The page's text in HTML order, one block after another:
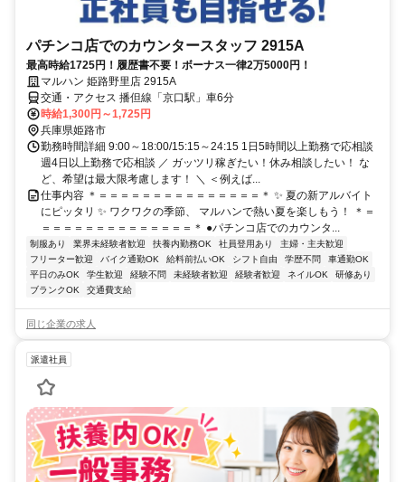
パチンコ店でのカウンタースタッフ 2915A
最高時給1725円！履歴書不要！ボーナス一律2万5000円！
マルハン 姫路野里店 2915A
交通・アクセス 播但線「京口駅」車6分
時給1,300円～1,725円
兵庫県姫路市
勤務時間詳細 9:00～18:00/15:15～24:15 1日5時間以上勤務で応相談
週4日以上勤務で応相談 ／ ガッツリ稼ぎたい！休み相談したい！ な
ど、希望は最大限考慮します！ ＼ ＜例えば...
仕事内容 ＊＝＝＝＝＝＝＝＝＝＝＝＝＝＝＝＊ ✨ 夏の新アルバイト
にピッタリ ✨ ワクワクの季節、 マルハンで熱い夏を楽しもう！ ＊＝
＝＝＝＝＝＝＝＝＝＝＝＝＝＝＊ ●パチンコ店でのカウンタ...
制服あり 業界未経験者歓迎 扶養内勤務OK 社員登用あり
主婦・主夫歓迎
フリーター歓迎
バイク通勤OK 給料前払いOK シフト自由 学歴不問
車通勤OK
平日のみOK
学生歓迎 経験不問 未経験者歓迎 経験者歓迎 ネイルOK
研修あり
ブランクOK
交通費支給
同じ企業の求人
派遣社員